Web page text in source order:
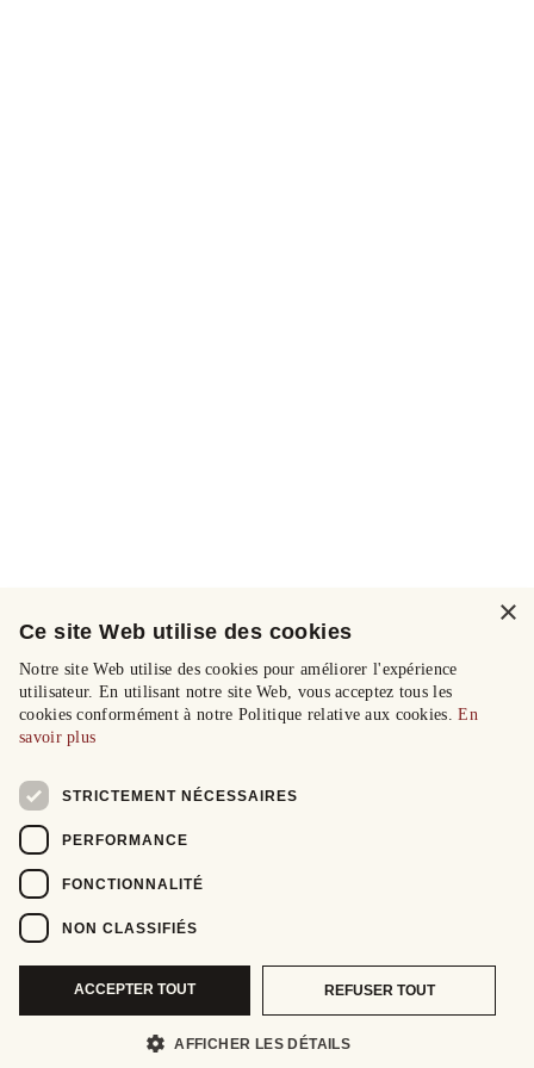
×
Ce site Web utilise des cookies
Notre site Web utilise des cookies pour améliorer l'expérience
utilisateur. En utilisant notre site Web, vous acceptez tous les
cookies conformément à notre Politique relative aux cookies.En
savoir plus
STRICTEMENT NÉCESSAIRES
PERFORMANCE
FONCTIONNALITÉ
NON CLASSIFIÉS
ACCEPTER TOUT REFUSER TOUT
AFFICHER LES DÉTAILS